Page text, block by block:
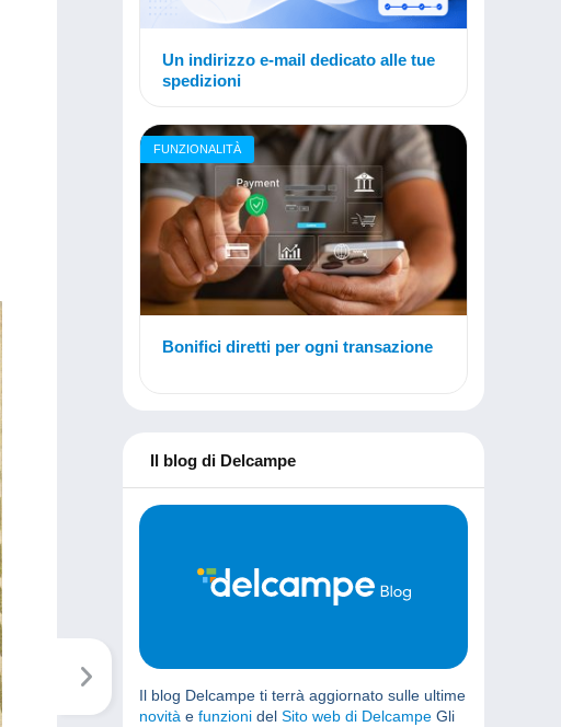
Un indirizzo e-mail dedicato alle tue
spedizioni
FUNZIONALITÀ
Bonifici diretti per ogni transazione
Il blog di Delcampe
Il blog Delcampe ti terrà aggiornato sulle ultime
novità e funzioni del Sito web di Delcampe Gli